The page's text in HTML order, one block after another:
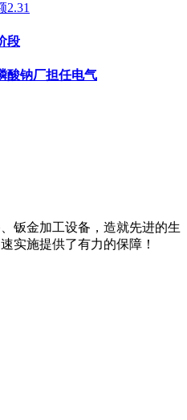
2.31
段
酸钠厂担任电气
钣金加工设备，造就先进的生
实施提供了有力的保障！